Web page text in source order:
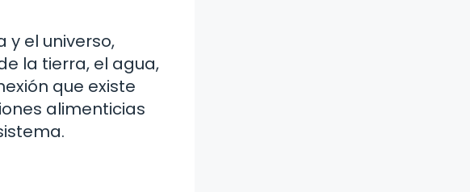
el universo,
la tierra, el agua,
que existe
alimenticias